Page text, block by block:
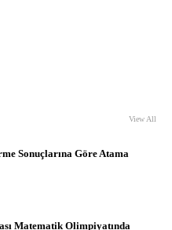
View All
Sonuçlarına Göre Atama
Matematik Olimpiyatında